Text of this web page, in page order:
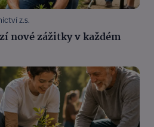
z.s.
nové zážitky v každém